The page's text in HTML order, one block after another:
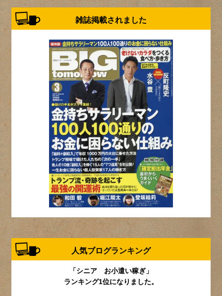
雑誌掲載されました
人気ブログランキング
「シニア お小遣い稼ぎ」
ランキング1位になりました。